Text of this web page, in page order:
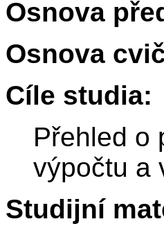
Osnova
Osnova
Cíle studia:
Přehled o
výpočtu a
Studijní